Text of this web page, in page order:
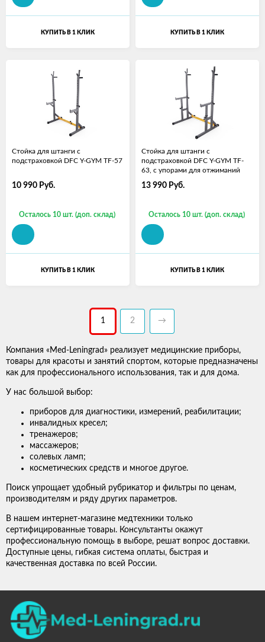
КУПИТЬ В 1 КЛИК КУПИТЬ В 1 КЛИК
Стойка для штанги с
подстраховкой DFC Y-GYM TF-57
10 990 Руб.
Осталось 10 шт. (доп. склад)
КУПИТЬ В 1 КЛИК
Стойка для штанги с
подстраховкой DFC Y-GYM TF-
63, с упорами для отжиманий
13 990 Руб.
Осталось 10 шт. (доп. склад)
КУПИТЬ В 1 КЛИК
1 2 →
Компания «Med-Leningrad» реализует медицинские приборы,
товары для красоты и занятий спортом, которые предназначены
как для профессионального использования, так и для дома.
У нас большой выбор:
приборов для диагностики, измерений, реабилитации;
инвалидных кресел;
тренажеров;
массажеров;
солевых ламп;
косметических средств и многое другое.
Поиск упрощает удобный рубрикатор и фильтры по ценам,
производителям и ряду других параметров.
В нашем интернет-магазине медтехники только
сертифицированные товары. Консультанты окажут
профессиональную помощь в выборе, решат вопрос доставки.
Доступные цены, гибкая система оплаты, быстрая и
качественная доставка по всей России.